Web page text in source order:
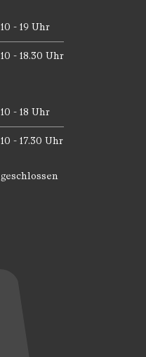
10 - 19 Uhr
10 - 18.30 Uhr
10 - 18 Uhr
10 - 17.30 Uhr
geschlossen